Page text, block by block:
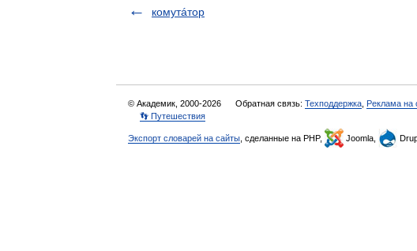
комутáтор
© Академик, 2000-2026 Обратная связь: Техподдержка Реклама на
👣 Путешествия
Экспорт словарей на сайты , сделанные на PHP, Joomla,